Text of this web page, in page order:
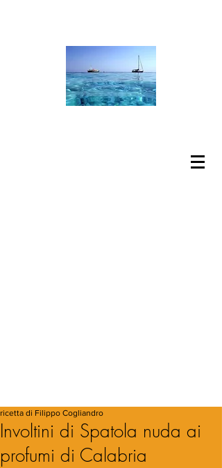
Involtini di Spatola nuda ai
profumi di Calabria
ricetta di Filippo Cogliandro